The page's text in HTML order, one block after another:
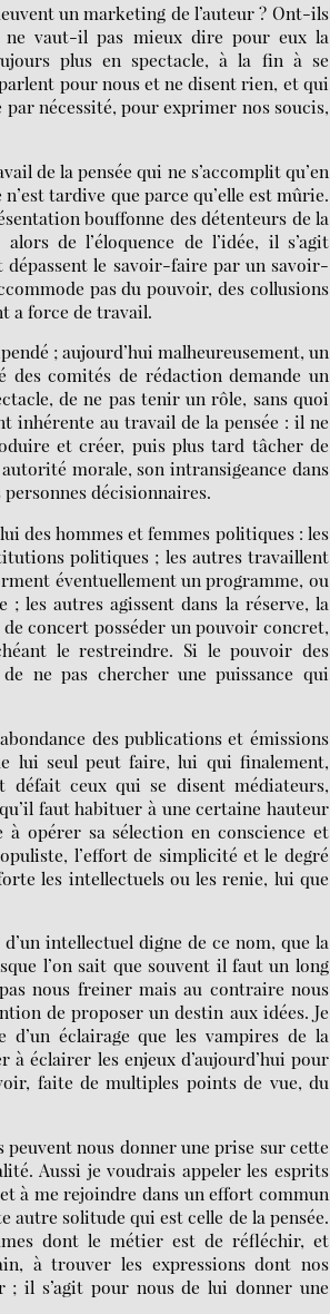
un marketing de l’auteur ? Ont-ils
vaut-il pas mieux dire pour eux la
plus en spectacle, à la fin à se
pour nous et ne disent rien, et qui
nécessité, pour exprimer nos soucis,
de la pensée qui ne s’accomplit qu’en
tardive que parce qu’elle est mûrie.
bouffonne des détenteurs de la
de l’éloquence de l’idée, il s’agit
dépassent le savoir-faire par un savoir-
pas du pouvoir, des collusions
a force de travail.
; aujourd’hui malheureusement, un
comités de rédaction demande un
de ne pas tenir un rôle, sans quoi
inhérente au travail de la pensée : il ne
et créer, puis plus tard tâcher de
morale, son intransigeance dans
décisionnaires.
des hommes et femmes politiques : les
politiques ; les autres travaillent
éventuellement un programme, ou
les autres agissent dans la réserve, la
concert posséder un pouvoir concret,
le restreindre. Si le pouvoir des
ne pas chercher une puissance qui
des publications et émissions
lui seul peut faire, lui qui finalement,
ceux qui se disent médiateurs,
faut habituer à une certaine hauteur
opérer sa sélection en conscience et
l’effort de simplicité et le degré
les intellectuels ou les renie, lui que
intellectuel digne de ce nom, que la
l’on sait que souvent il faut un long
nous freiner mais au contraire nous
de proposer un destin aux idées. Je
éclairage que les vampires de la
éclairer les enjeux d’aujourd’hui pour
faite de multiples points de vue, du
peuvent nous donner une prise sur cette
Aussi je voudrais appeler les esprits
à me rejoindre dans un effort commun
solitude qui est celle de la pensée.
dont le métier est de réfléchir, et
à trouver les expressions dont nos
; il s’agit pour nous de lui donner une